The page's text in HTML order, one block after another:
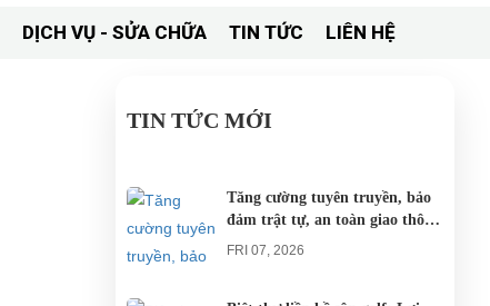
DỊCH VỤ - SỬA CHỮA TIN TỨC LIÊN HỆ
TIN TỨC MỚI
Tăng cường tuyên truyền, bảo
đảm trật tự, an toàn giao thông
khi thí điểm xe điện 4 bánh
FRI 07, 2026